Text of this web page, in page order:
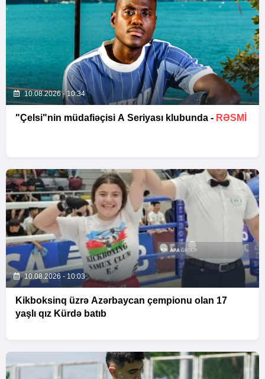
10.08.2026 - 10:34
"Çelsi"nin müdafiəçisi A Seriyası klubunda - RƏSMİ
10.08.2026 - 10:03
Kikboksinq üzrə Azərbaycan çempionu olan 17
yaşlı qız Kürdə batıb